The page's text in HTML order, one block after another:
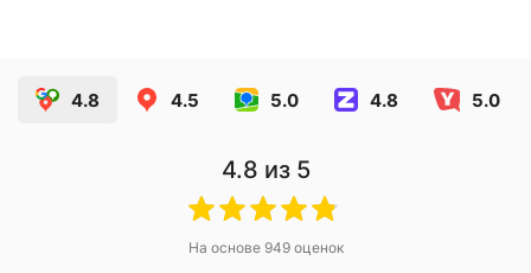
4.8 4.5 5.0 4.8 5.0
4.8 из 5
На основе 949оценок